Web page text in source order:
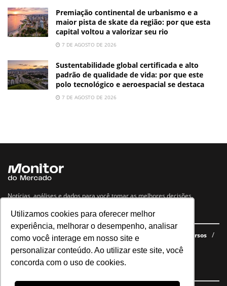
Utilizamos cookies para oferecer melhor
experiência, melhorar o desempenho, analisar
como você interage em nosso site e
personalizar conteúdo. Ao utilizar este site, você
concorda com o uso de cookies.
Premiação continental de urbanismo e a
maior pista de skate da região: por que esta
capital voltou a valorizar seu rio
7 DE AGOSTO DE 2026
Sustentabilidade global certificada e alto
padrão de qualidade de vida: por que este
polo tecnológico e aeroespacial se destaca
7 DE AGOSTO DE 2026
Notícias, análises e dados para você tomar as melhores decisões.
Navegue no site
Últimas notícias Quem somos E-books gratuitos
Cursos
Política de privacidade